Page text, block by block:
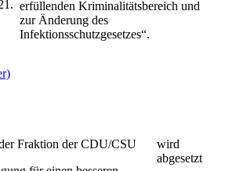
erfüllenden Kriminalitätsbereich und
zur Änderung des
Infektionsschutzgesetzes“.
Fraktion der CDU/CSU
wird
abgesetzt